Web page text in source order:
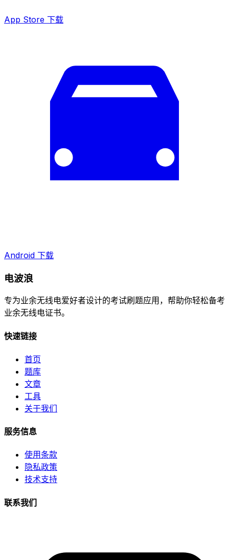
App Store 下载
Android 下载
电波浪
专为业余无线电爱好者设计的考试刷题应用，帮助你轻松备考
业余无线电证书。
快速链接
首页
题库
文章
工具
关于我们
服务信息
使用条款
隐私政策
技术支持
联系我们